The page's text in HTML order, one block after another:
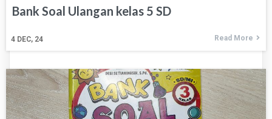
Bank Soal Ulangan kelas 5 SD
4 DEC, 24 Read More